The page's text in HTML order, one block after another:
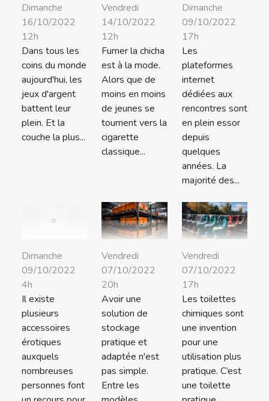
Dimanche
16/10/2022
12h
Dans tous les
coins du monde
aujourd'hui, les
jeux d'argent
battent leur
plein. Et la
couche la plus...
Vendredi
14/10/2022
12h
Fumer la chicha
est à la mode.
Alors que de
moins en moins
de jeunes se
tournent vers la
cigarette
classique...
Dimanche
09/10/2022
17h
Les
plateformes
internet
dédiées aux
rencontres sont
en plein essor
depuis
quelques
années. La
majorité des...
Dimanche
09/10/2022
4h
Il existe
plusieurs
accessoires
érotiques
auxquels
nombreuses
personnes font
Vendredi
07/10/2022
20h
Avoir une
solution de
stockage
pratique et
adaptée n'est
pas simple.
Entre les
Vendredi
07/10/2022
17h
Les toilettes
chimiques sont
une invention
pour une
utilisation plus
pratique. C’est
une toilette